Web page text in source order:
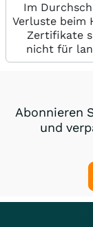
Im
Verluste beim
Zertifikate
nicht für
Abonnieren
und